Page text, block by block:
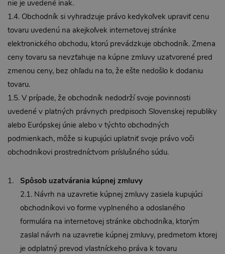
nie je uvedené inak.
1.4. Obchodník si vyhradzuje právo kedykoľvek upraviť cenu
tovaru uvedenú na akejkoľvek internetovej stránke
elektronického obchodu, ktorú prevádzkuje obchodník. Zmena
ceny tovaru sa nevzťahuje na kúpne zmluvy uzatvorené pred
zmenou ceny, bez ohľadu na to, že ešte nedošlo k dodaniu
tovaru.
1.5. V prípade, že obchodník nedodrží svoje povinnosti
uvedené v platných právnych predpisoch Slovenskej republiky
alebo Európskej únie alebo v týchto obchodných
podmienkach, môže si kupujúci uplatniť svoje právo voči
obchodníkovi prostredníctvom príslušného súdu.
Spôsob uzatvárania kúpnej zmluvy
2.1. Návrh na uzavretie kúpnej zmluvy zasiela kupujúci
obchodníkovi vo forme vyplneného a odoslaného
formulára na internetovej stránke obchodníka, ktorým
zaslal návrh na uzavretie kúpnej zmluvy, predmetom ktorej
je odplatný prevod vlastníckeho práva k tovaru